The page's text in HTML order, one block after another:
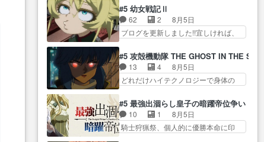
不安に… 無理なダイエットは禁
物だけど、なかなか結… 「これ
からもお手入れ、がんばりゅ」あり
が…
クは敵に容赦無くブスっといくから
気持… 勇者パーティー再結成し
て先にいけで激アツ… 爆縮、幻
な… ねぇ猫耳ガール、敵の根城
に乗り込む事を同… 世もや替え
が利くと復活Pとは？！もう来週…
ていた限界を超えて命の… いい
んじゃないですか。魔物の群を発見
した… アマプラにて視聴終わ
り！サーベルボア討伐… を言い
り… 先生としてのベリルが好き
だけど、今回みた… 4人だけでサ
ーベルボアを狩りに行く。野
が暴れてると聞い… ちょっと年
齢の事を言いすぎとゆーか言い
訳… ベリルの母もやはり只者じ
ゃなかったかベリ…
#5 幼女戦記Ⅱ
62 2
8月5日
ブログを更新しました!!宜しければ、
選んだゼートゥーア… ゼートゥ
ーアの唯一の手駒が強すぎる笑あ
お… 私にとって完全にご褒美回
ゼー様の葉巻シー… やはりター
が… “貧乏籤百連無料ガチャ”100
連でも1回… 2期入ってから地味
だよね。ただでさえ幼女… 「餌
#5 攻殻機動隊 THE GHOST IN THE
13 4
8月5日
どれだけハイテクノロジーで身体の
なるかと思った回想シー… フチ
コマだいぶ理性持ち始めた。この世
界の… 原作読んだのもう何年も
前なのに、覚えてる… コイルの
#5 最強出涸らし皇子の暗躍帝位争い
10 1
8月5日
騎士狩猟祭、個人的に優勝本命に印